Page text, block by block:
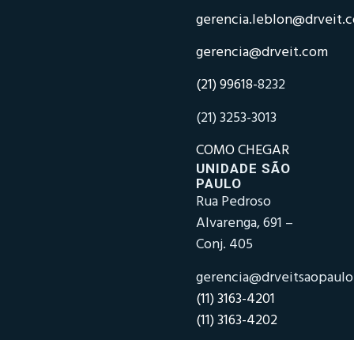
gerencia@drveit.com
(21) 99618-8232
(21) 3253-3013
COMO CHEGAR
UNIDADE SÃO
PAULO
Rua Pedroso
Alvarenga, 691 –
Conj. 405
(11) 3163-4201
(11) 3163-4202